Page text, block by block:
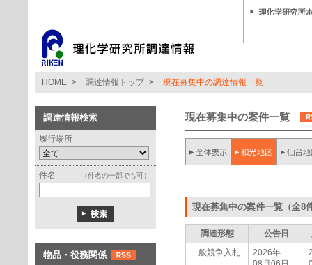
HOME > 調達情報トップ > 現在募集中の調達情報一覧
調達情報検索
履行場所
件名 （件名の一部でも可）
物品・役務関係
現在募集中の案件一覧
現在募集中の案件一覧（全8
調達形態 公告日
一般競争入札
2026年